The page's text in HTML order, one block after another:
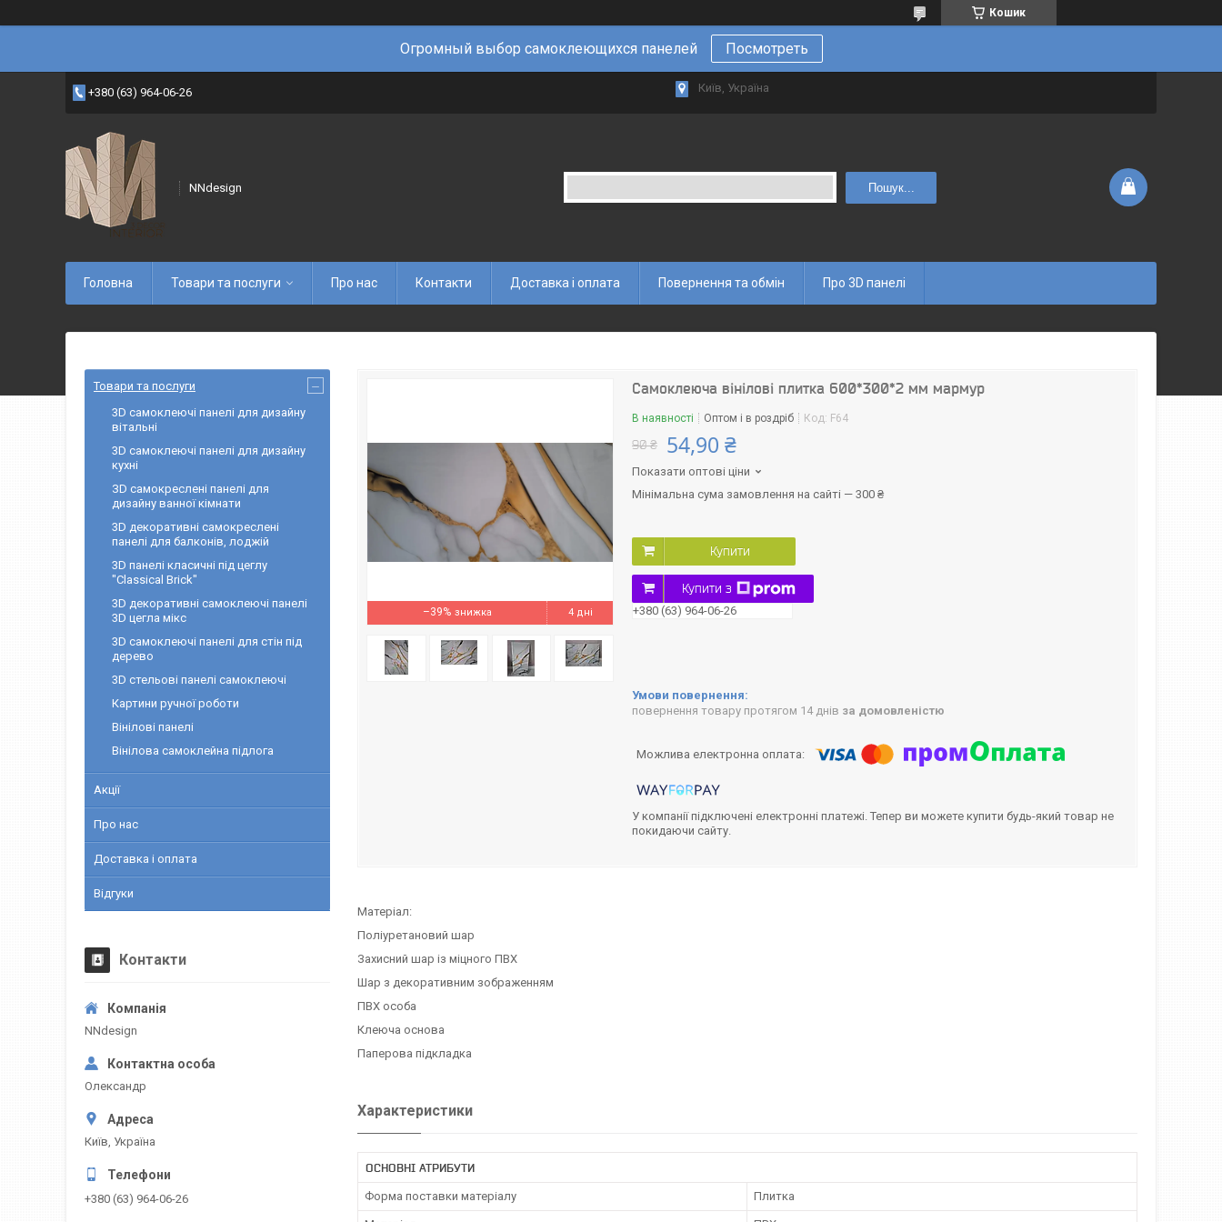
Кошик
Огромный выбор самоклеющихся панелей Посмотреть
+380 (63) 964-06-26 Київ, Україна
NNdesign Пошук...
Головна Товари та послуги Про нас Контакти Доставка і оплата Повернення та обмін Про 3D панелі
–39% 4 дні
Самоклеюча вінілові плитка 600*300*2 мм мармур
В наявності Оптом і в роздріб Код: F64
90 ₴ 54,90 ₴
Показати оптові ціни
Мінімальна сума замовлення на сайті — 300 ₴
Купити
Купити з
+380 (63) 964-06-26
повернення товару протягом 14 днів за домовленістю
У компанії підключені електронні платежі. Тепер ви можете купити будь-який товар не
покидаючи сайту.
Матеріал:
Поліуретановий шар
Захисний шар із міцного ПВХ
Шар з декоративним зображенням
ПВХ особа
Клеюча основа
Паперова підкладка
Характеристики
ОСНОВНІ АТРИБУТИ
Форма поставки матеріалу Плитка
Товари та послуги
3D самоклеючі панелі для дизайну
вітальні
3D самоклеючі панелі для дизайну
кухні
ЗD самокреслені панелі для
дизайну ванної кімнати
3D декоративні самокреслені
панелі для балконів, лоджій
3D панелі класичні під цеглу
"Classical Brick"
3D декоративні самоклеючі панелі
3D цегла мікс
3D самоклеючі панелі для стін під
дерево
3D cтельові панелі самоклеючі
Картини ручної роботи
Вінілові панелі
Вінілова самоклейна підлога
Акції
Про нас
Доставка і оплата
Відгуки
Контакти
NNdesign
Олександр
Київ, Україна
+380 (63) 964-06-26